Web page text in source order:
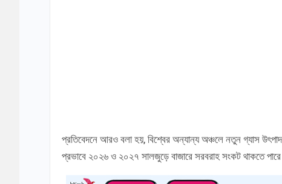
প্রতিবেদনে আরও বলা হয়, বিশ্বের অন্যান্য অঞ্চলে নতুন গ্যাস
প্রভাবে ২০২৬ ও ২০২৭ সালজুড়ে বাজারে সরবরাহ সংকট থাকতে